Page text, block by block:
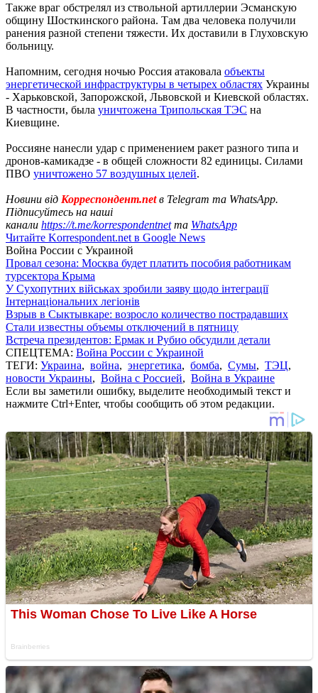
Также враг обстрелял из ствольной артиллерии Эсманскую
общину Шосткинского района. Там два человека получили
ранения разной степени тяжести. Их доставили в Глуховскую
больницу.
Напомним, сегодня ночью Россия атаковала объекты
энергетической инфраструктуры в четырех областях Украины
- Харьковской, Запорожской, Львовской и Киевской областях.
В частности, была уничтожена Трипольская ТЭС на
Киевщине.
Россияне нанесли удар с применением ракет разного типа и
дронов-камикадзе - в общей сложности 82 единицы. Силами
ПВО уничтожено 57 воздушных целей.
Новини від Корреспондент.netв Telegram та WhatsApp.
Підписуйтесь на наші
канали https://t.me/korrespondentnetта WhatsApp
Читайте Korrespondent.net в Google News
Война России с Украиной
Провал сезона: Москва будет платить пособия работникам
турсектора Крыма
У Сухопутних військах зробили заяву щодо інтеграції
Інтернаціональних легіонів
Взрыв в Сыктывкаре: возросло количество пострадавших
Стали известны объемы отключений в пятницу
Встреча президентов: Ермак и Рубио обсудили детали
СПЕЦТЕМА: Война России с Украиной
ТЕГИ: Украина, война, энергетика, бомба, Сумы, ТЭЦ,
новости Украины, Война с Россией, Война в Украине
Если вы заметили ошибку, выделите необходимый текст и
нажмите Ctrl+Enter, чтобы сообщить об этом редакции.